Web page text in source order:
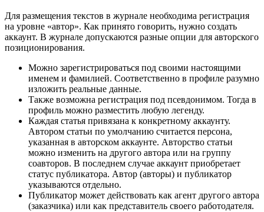
Для размещения текстов в журнале необходима регистрация
на уровне «автор». Как принято говорить, нужно создать
аккаунт. В журнале допускаются разные опции для авторского
позиционирования.
Можно зарегистрироваться под своими настоящими
именем и фамилией. Соответственно в профиле разумно
изложить реальные данные.
Также возможна регистрация под псевдонимом. Тогда в
профиль можно разместить любую легенду.
Каждая статья привязана к конкретному аккаунту.
Автором статьи по умолчанию считается персона,
указанная в авторском аккаунте. Авторство статьи
можно изменить на другого автора или на группу
соавторов. В последнем случае аккаунт приобретает
статус публикатора. Автор (авторы) и публикатор
указываются отдельно.
Публикатор может действовать как агент другого автора
(заказчика) или как представитель своего работодателя.